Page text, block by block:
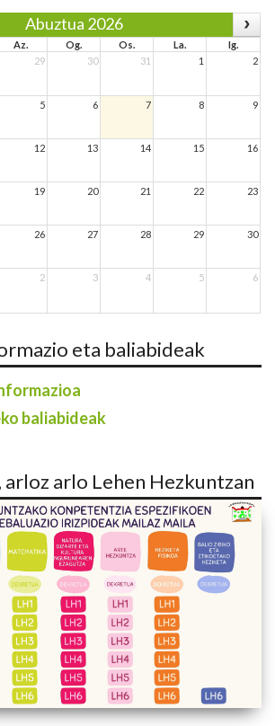
Abuztua 2026
Az. Og. Os. La.
Ig.
29 30 31 1 2
5 6 7 8 9
12 13 14 15 16
19 20 21 22 23
26 27 28 29 30
2 3 4 5 6
eta baliabideak
baliabideak
arloz arlo Lehen Hezkuntzan